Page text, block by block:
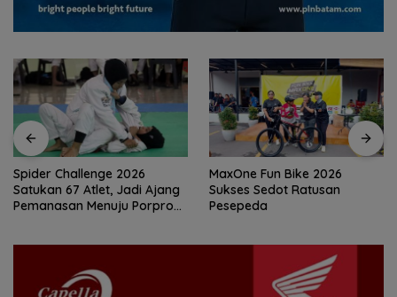
Spider Challenge 2026
Satukan 67 Atlet, Jadi Ajang
Pemanasan Menuju Porprov
MaxOne Fun Bike 2026
Sukses Sedot Ratusan
Pesepeda